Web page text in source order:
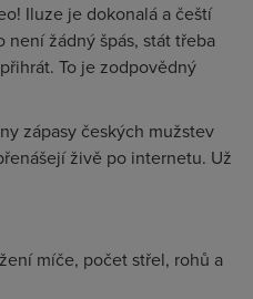
Iluze je dokonalá a čeští
žádný špás, stát třeba
To je zodpovědný
zápasy českých mužstev
živě po internetu. Už
míče, počet střel, rohů a